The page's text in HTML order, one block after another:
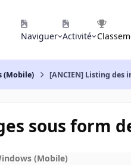
Naviguer Activité
(Mobile) [ANCIEN] Listing des
sous form
(Mobile)